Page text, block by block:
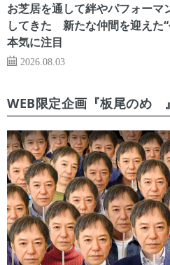
お芝居を通して絆やパフォーマ
してきた 新たな仲間を迎えた
本気に注目
2026.08.03
WEB限定企画『板尾のめ゙